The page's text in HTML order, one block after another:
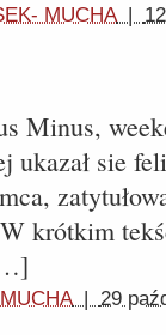
MUCHA|
Minus,
ukazał sie
krótkim
| 29